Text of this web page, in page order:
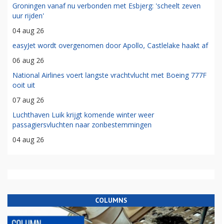
Groningen vanaf nu verbonden met Esbjerg: 'scheelt zeven
uur rijden'
04 aug 26
easyJet wordt overgenomen door Apollo, Castlelake haakt af
06 aug 26
National Airlines voert langste vrachtvlucht met Boeing 777F
ooit uit
07 aug 26
Luchthaven Luik krijgt komende winter weer
passagiersvluchten naar zonbestemmingen
04 aug 26
COLUMNS